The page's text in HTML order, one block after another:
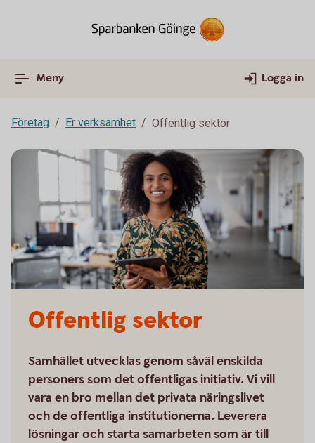
Meny Logga in
Företag Er verksamhet Offentlig sektor
Offentlig sektor
Samhället utvecklas genom såväl enskilda
personers som det offentligas initiativ. Vi vill
vara en bro mellan det privata näringslivet
och de offentliga institutionerna. Leverera
lösningar och starta samarbeten som är till